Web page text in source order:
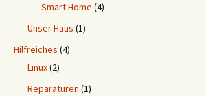
Smart Home (4)
Unser Haus (1)
Hilfreiches (4)
Linux(2)
Reparaturen (1)